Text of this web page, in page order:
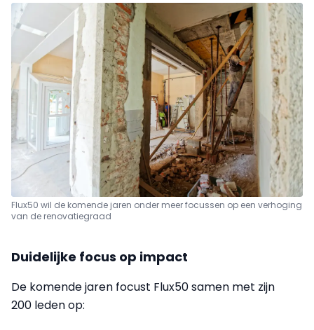
Flux50 wil de komende jaren onder meer focussen op een verhoging
van de renovatiegraad
Duidelijke focus op impact
De komende jaren focust Flux50 samen met zijn
200 leden op: